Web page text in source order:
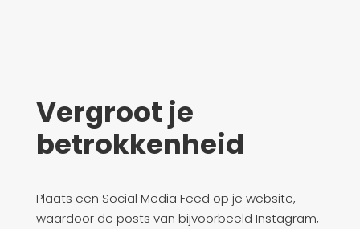
Vergroot je
betrokkenheid
Plaats een Social Media Feed op je website,
waardoor de posts van bijvoorbeeld Instagram,